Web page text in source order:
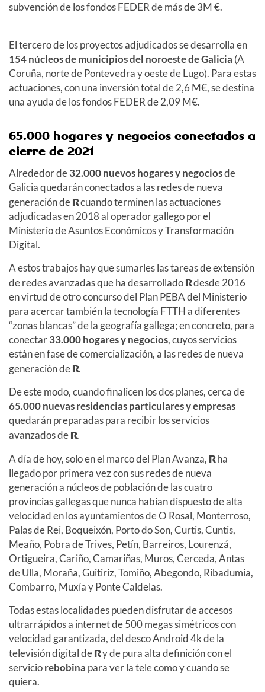
subvención de los fondos FEDER de más de 3M €.
El tercero de los proyectos adjudicados se desarrolla en
154 núcleos de municipios del noroeste de Galicia (A
Coruña, norte de Pontevedra y oeste de Lugo). Para estas
actuaciones, con una inversión total de 2,6 M€, se destina
una ayuda de los fondos FEDER de 2,09 M€.
65.000 hogares y negocios conectados a
cierre de 2021
Alrededor de32.000 nuevos hogares y negociosde
Galicia quedarán conectados a las redes de nueva
generación deRcuando terminen las actuaciones
adjudicadas en 2018 al operador gallego por el
Ministerio de Asuntos Económicos y Transformación
Digital.
A estos trabajos hay que sumarles las tareas de extensión
de redes avanzadas que ha desarrolladoRdesde 2016
en virtud de otro concurso del Plan PEBA del Ministerio
para acercar también la tecnología FTTH a diferentes
“zonas blancas” de la geografía gallega; en concreto, para
conectar33.000 hogares y negocios, cuyos servicios
están en fase de comercialización, a las redes de nueva
generación deR.
De este modo, cuando finalicen los dos planes, cerca de
65.000 nuevas residencias particulares y empresas
quedarán preparadas para recibir los servicios
avanzados deR.
A día de hoy, solo en el marco del Plan Avanza, Rha
llegado por primera vez con sus redes de nueva
generación a núcleos de población de las cuatro
provincias gallegas que nunca habían dispuesto de alta
velocidad en los ayuntamientos de O Rosal, Monterroso,
Palas de Rei, Boqueixón, Porto do Son, Curtis, Cuntis,
Meaño, Pobra de Trives, Petín, Barreiros, Lourenzá,
Ortigueira, Cariño, Camariñas, Muros, Cerceda, Antas
de Ulla, Moraña, Guitiriz, Tomiño, Abegondo, Ribadumia,
Combarro, Muxía y Ponte Caldelas.
Todas estas localidades pueden disfrutar de accesos
ultrarrápidos a internet de 500 megas simétricos con
velocidad garantizada, del desco Android 4k de la
televisión digital deRy de pura alta definición con el
serviciorebobina para ver la tele como y cuando se
quiera.